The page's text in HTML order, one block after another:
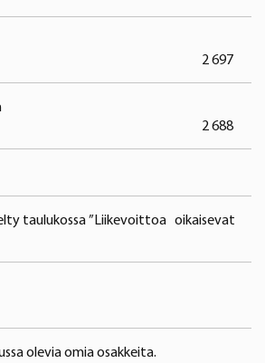
2 697
2 688
taulukossa ”Liikevoittoa oikaisevat
olevia omia osakkeita.